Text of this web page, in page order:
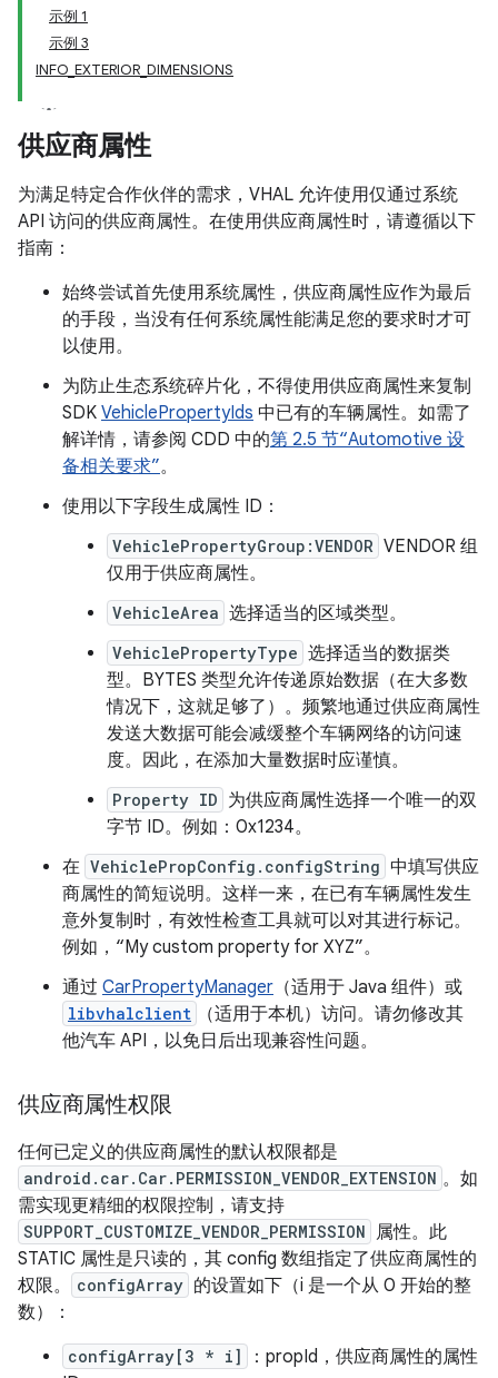
示例 1
示例 3
INFO_EXTERIOR_DIMENSIONS
供应商属性
为满足特定合作伙伴的需求，VHAL 允许使用仅通过系统
API 访问的供应商属性。在使用供应商属性时，请遵循以下
指南：
始终尝试首先使用系统属性，供应商属性应作为最后
的手段，当没有任何系统属性能满足您的要求时才可
以使用。
为防止生态系统碎片化，不得使用供应商属性来复制
SDK VehiclePropertyIds 中已有的车辆属性。如需了
解详情，请参阅 CDD 中的第 2.5 节“Automotive 设
备相关要求”。
使用以下字段生成属性 ID：
VehiclePropertyGroup:VENDOR VENDOR 组
仅用于供应商属性。
VehicleArea 选择适当的区域类型。
VehiclePropertyType 选择适当的数据类
型。BYTES 类型允许传递原始数据（在大多数
情况下，这就足够了）。频繁地通过供应商属性
发送大数据可能会减缓整个车辆网络的访问速
度。因此，在添加大量数据时应谨慎。
Property ID 为供应商属性选择一个唯一的双
字节 ID。例如：0x1234。
在 VehiclePropConfig.configString 中填写供应
商属性的简短说明。这样一来，在已有车辆属性发生
意外复制时，有效性检查工具就可以对其进行标记。
例如，“My custom property for XYZ”。
通过 CarPropertyManager （适用于 Java 组件）或
libvhalclient
（适用于本机）访问。请勿修改其
他汽车 API，以免日后出现兼容性问题。
供应商属性权限
任何已定义的供应商属性的默认权限都是
android.car.Car.PERMISSION_VENDOR_EXTENSION 。如
需实现更精细的权限控制，请支持
SUPPORT_CUSTOMIZE_VENDOR_PERMISSION 属性。此
STATIC 属性是只读的，其 config 数组指定了供应商属性的
权限。
configArray 的设置如下（i 是一个从 0 开始的整
数）：
configArray[3 * i]
：propId，供应商属性的属性